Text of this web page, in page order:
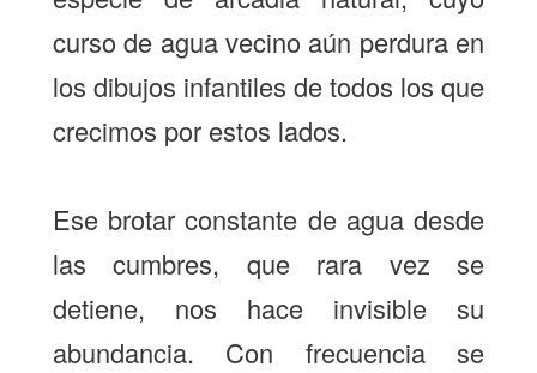
curso de agua vecino aún perdura en
los dibujos infantiles de todos los que
crecimos por estos lados.
Ese brotar constante de agua desde
las cumbres, que rara vez se
detiene, nos hace invisible su
abundancia. Con frecuencia se